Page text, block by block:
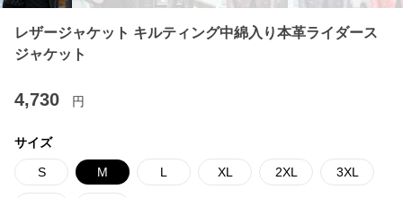
レザージャケット キルティング中綿入り本革ライダース
ジャケット
4,730 円
サイズ
S M L XL 2XL 3XL